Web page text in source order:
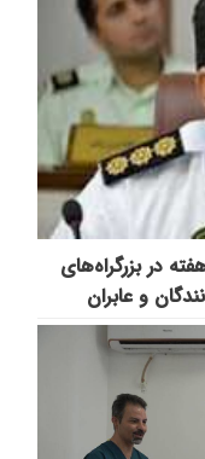
در بزرگراه‌های
و عابران